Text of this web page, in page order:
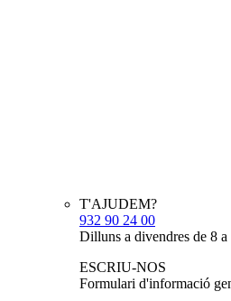
T'AJUDEM?
932 90 24 00
Dilluns a divendres de 8 a
ESCRIU-NOS
Formulari d'informació